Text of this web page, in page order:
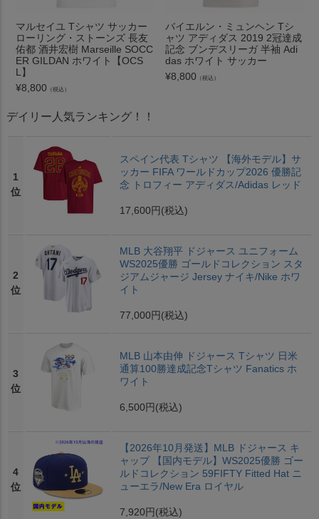
マルセイユ Tシャツ サッカー
ローリング・ストーンズ 長友
佑都 酒井宏樹 Marseille SOCC
ER GILDAN ホワイト【OCS
L】
¥8,800 （税込）
バイエルン・ミュンヘン Tシ
ャツ アディダス 2019 2冠達成
記念 ブンデスリーガ 半袖 Adi
das ホワイト サッカー
¥8,800 （税込）
デイリー人気ランキング！！
1
位
スペイン代表 Tシャツ 【海外モデル】サ
ッカー FIFA ワールドカップ2026 優勝記
念 トロフィー アディダス/Adidas レッド
17,600円 (税込)
2
位
MLB 大谷翔平 ドジャース ユニフォーム
WS2025優勝 ゴールドコレクション スタ
ジアムジャージ Jersey ナイキ/Nike ホワ
イト
77,000円 (税込)
3
位
MLB 山本由伸 ドジャース Tシャツ 日米
通算100勝達成記念Tシャツ Fanatics ホ
ワイト
6,500円 (税込)
4
位
【2026年10月発送】MLB ドジャース キ
ャップ 【国内モデル】WS2025優勝 ゴー
ルドコレクション 59FIFTY Fitted Hat ニ
ューエラ/New Era ロイヤル
7,920円 (税込)